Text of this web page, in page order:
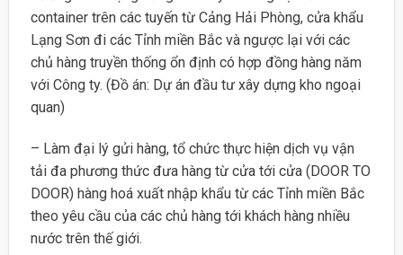
container trên các tuyến từ Cảng Hải Phòng, cửa khẩu
Lạng Sơn đi các Tỉnh miền Bắc và ngược lại với các
chủ hàng truyền thống ổn định có hợp đồng hàng năm
với Công ty. (Đồ án: Dự án đầu tư xây dựng kho ngoại
quan)
– Làm đại lý gửi hàng, tổ chức thực hiện dịch vụ vận
tải đa phương thức đưa hàng từ cửa tới cửa (DOOR TO
DOOR) hàng hoá xuất nhập khẩu từ các Tỉnh miền Bắc
theo yêu cầu của các chủ hàng tới khách hàng nhiều
nước trên thế giới.